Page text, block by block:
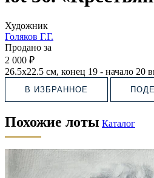
Художник
Голяков Г.Г.
Продано за
2 000 ₽
26.5х22.5 см, конец 19 - начало 20
В ИЗБРАННОЕ
Похожие лоты Каталог